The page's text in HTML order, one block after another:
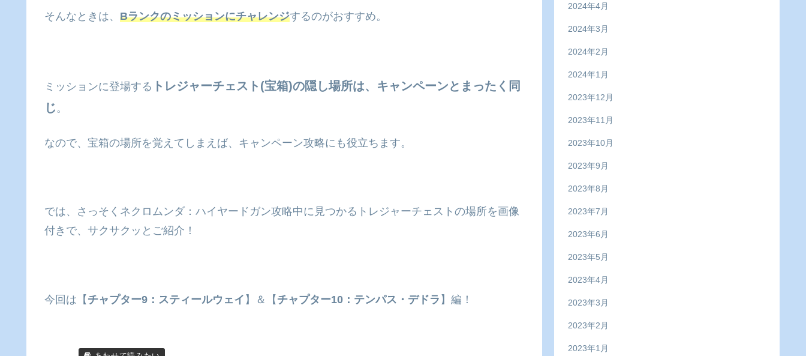
そんなときは、 Bランクのミッションにチャレンジするのがおすすめ。
ミッションに登場する トレジャーチェスト(宝箱)の隠し場所は、キャンペーンとまったく同
じ 。
なので、宝箱の場所を覚えてしまえば、キャンペーン攻略にも役立ちます。
では、さっそくネクロムンダ：ハイヤードガン攻略中に見つかるトレジャーチェストの場所を画像
付きで、サクサクッとご紹介！
今回は【 チャプター9：スティールウェイ 】＆【 チャプター10：テンパス・デドラ 】編！
2024年4月
2024年3月
2024年2月
2024年1月
2023年12月
2023年11月
2023年10月
2023年9月
2023年8月
2023年7月
2023年6月
2023年5月
2023年4月
2023年3月
2023年2月
2023年1月